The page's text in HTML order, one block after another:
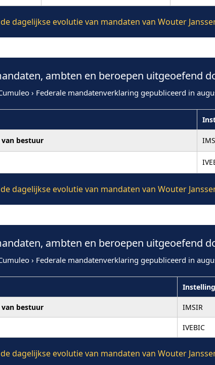
dagelijkse evolutie van mandaten van Wouter
ambten en beroepen uitgeoefend
› Federale mandatenverklaring gepubliceerd in
bestuur
dagelijkse evolutie van mandaten van Wouter
ambten en beroepen uitgeoefend
› Federale mandatenverklaring gepubliceerd in
Instelling
bestuur IMSIR
IVEBIC
dagelijkse evolutie van mandaten van Wouter